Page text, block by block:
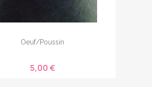
Oeuf/poussin
5,00 €